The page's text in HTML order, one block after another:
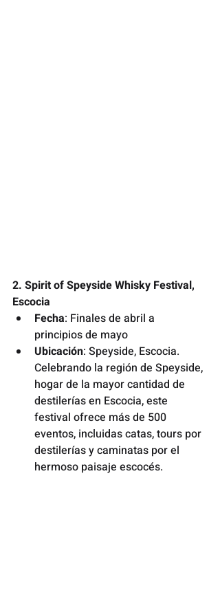
2. Spirit of Speyside Whisky Festival,
Escocia
Fecha: Finales de abril a
principios de mayo
Ubicación: Speyside, Escocia.
Celebrando la región de Speyside,
hogar de la mayor cantidad de
destilerías en Escocia, este
festival ofrece más de 500
eventos, incluidas catas, tours por
destilerías y caminatas por el
hermoso paisaje escocés.